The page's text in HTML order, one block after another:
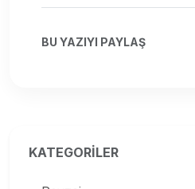
BU YAZIYI PAYLAŞ
KATEGORILER